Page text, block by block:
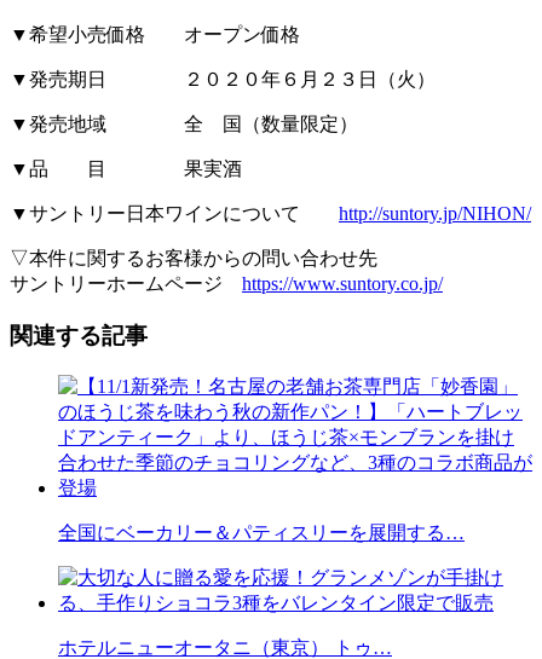
▼希望小売価格 オープン価格
▼発売期日 ２０２０年６月２３日（火）
▼発売地域 全 国（数量限定）
▼品 目 果実酒
▼サントリー日本ワインについて http://suntory.jp/NIHON/
▽本件に関するお客様からの問い合わせ先
サントリーホームページ https://www.suntory.co.jp/
関連する記事
全国にベーカリー＆パティスリーを展開する…
ホテルニューオータニ（東京） トゥ…